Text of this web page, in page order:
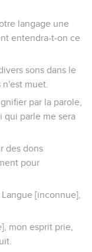
langage une
entendra-t-on ce
sons dans le
muet.
par la parole,
qui parle me sera
des dons
pour
[inconnue],
mon esprit prie,